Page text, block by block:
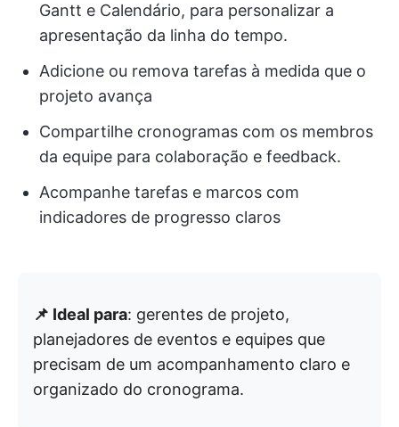
Gantt e Calendário, para personalizar a
apresentação da linha do tempo.
Adicione ou remova tarefas à medida que o
projeto avança
Compartilhe cronogramas com os membros
da equipe para colaboração e feedback.
Acompanhe tarefas e marcos com
indicadores de progresso claros
📌 Ideal para: gerentes de projeto,
planejadores de eventos e equipes que
precisam de um acompanhamento claro e
organizado do cronograma.